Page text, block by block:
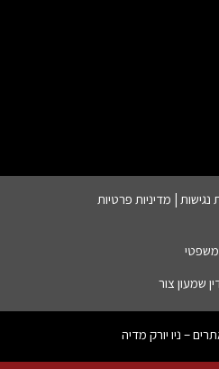
מדיניות פרטיות
משפטי
שמעון צור
– ניו יורק מדיה